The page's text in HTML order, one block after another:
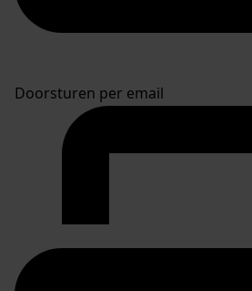
Doorsturen per email